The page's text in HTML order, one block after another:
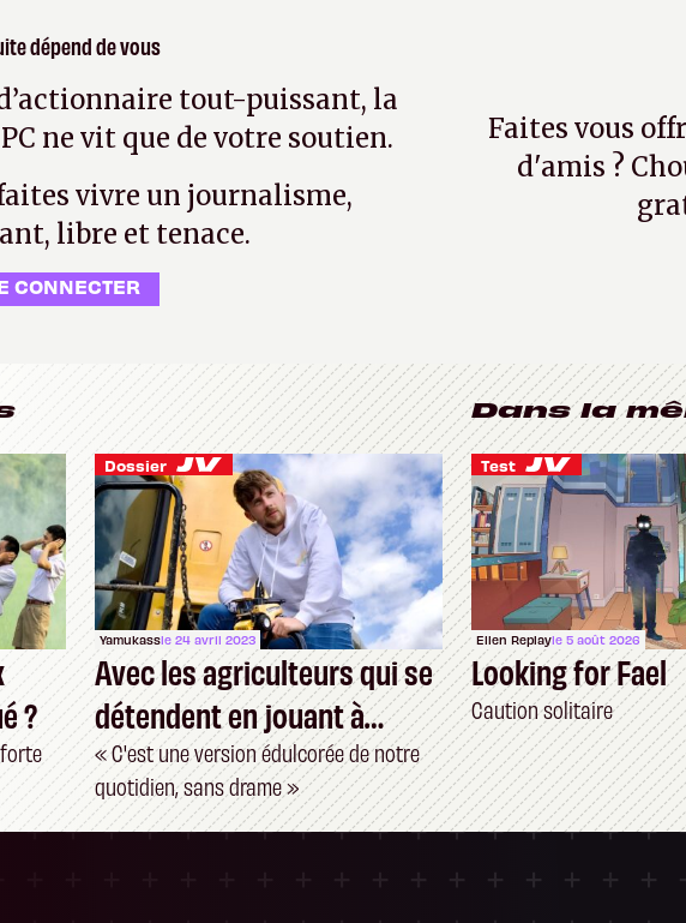
dépend de vous
tout-puissant, la
ne vit que de votre soutien.
vivre un journalisme,
libre et tenace.
CONNECTER
Faites vous
d'amis ?
?
Dossier
Yamukassle 24 avril 2023
Avec les agriculteurs qui se
détendent en jouant à
Farming Simulator
« C'est une version édulcorée de notre
quotidien, sans drame »
Dans la
Test
Ellen Replayle 5 août 2026
Looking for Fael
Caution solitaire